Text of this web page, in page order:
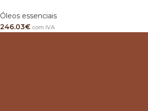
Óleos essenciais
246.03€ com IVA